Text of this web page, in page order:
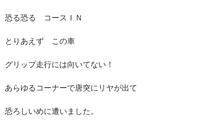
恐る恐る コースＩＮ
とりあえず この車
グリップ走行には向いてない！
あらゆるコーナーで唐突にリヤが出て
恐ろしいめに遭いました。